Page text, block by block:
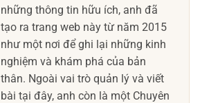
những thông tin hữu ích, anh đã
tạo ra trang web này từ năm 2015
như một nơi để ghi lại những kinh
nghiệm và khám phá của bản
thân. Ngoài vai trò quản lý và viết
bài tại đây, anh còn là một Chuyên